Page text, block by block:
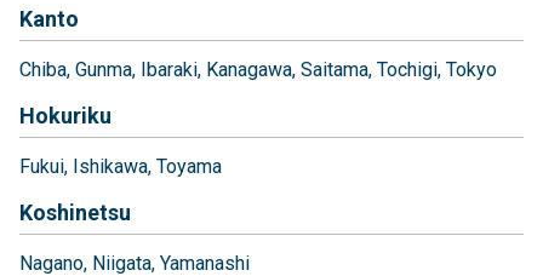
Kanto
Chiba Gunma Ibaraki Kanagawa Saitama Tochigi Tokyo
Hokuriku
Fukui Ishikawa Toyama
Koshinetsu
Nagano Niigata Yamanashi